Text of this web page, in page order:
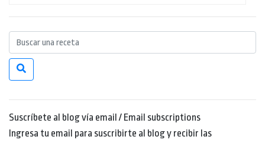
Suscríbete al blog vía email / Email subscriptions
Ingresa tu email para suscribirte al blog y recibir las